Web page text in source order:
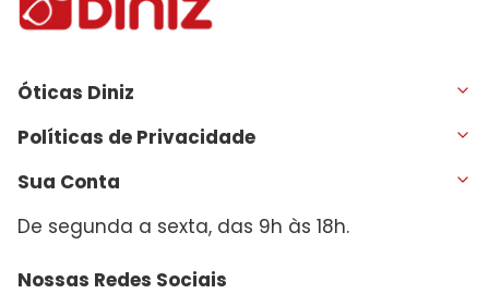
Óticas Diniz
Políticas de Privacidade
Sua Conta
De segunda a sexta, das 9h às 18h.
Nossas Redes Sociais